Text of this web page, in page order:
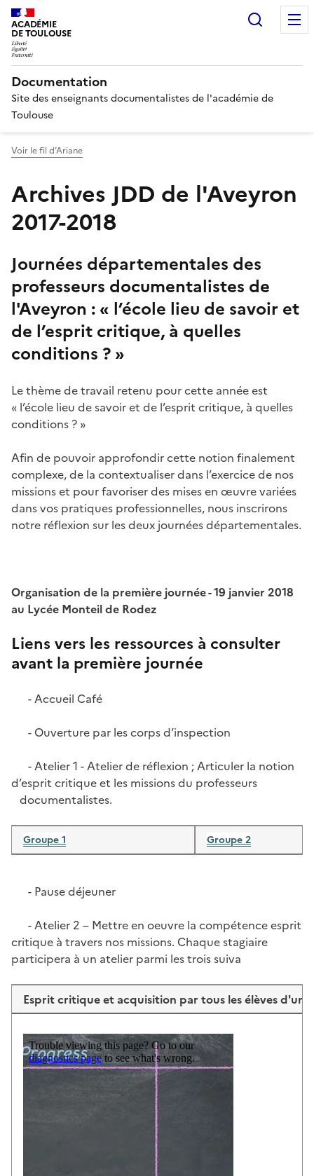
ACADÉMIE
DE TOULOUSE
Documentation
Site des enseignants documentalistes de l'académie de
Toulouse
Voir le fil d’Ariane
Archives JDD de l'Aveyron
2017-2018
Journées départementales des
professeurs documentalistes de
l'Aveyron : « l’école lieu de savoir et
de l’esprit critique, à quelles
conditions ? »
Le thème de travail retenu pour cette année est
« l’école lieu de savoir et de l’esprit critique, à quelles
conditions ? »
Afin de pouvoir approfondir cette notion finalement
complexe, de la contextualiser dans l’exercice de nos
missions et pour favoriser des mises en œuvre variées
dans vos pratiques professionnelles, nous inscrirons
notre réflexion sur les deux journées départementales.
Organisation de la première journée - 19 janvier 2018
au Lycée Monteil de Rodez
Liens vers les ressources à consulter
avant la première journée
- Accueil Café
- Ouverture par les corps d’inspection
- Atelier 1 - Atelier de réflexion ; Articuler la notion
d’esprit critique et les missions du professeurs
documentalistes.
Groupe 1 Groupe 2
- Pause déjeuner
- Atelier 2 – Mettre en oeuvre la compétence esprit
critique à travers nos missions. Chaque stagiaire
participera à un atelier parmi les trois suiva
Esprit critique et acquisition par tous les élèves